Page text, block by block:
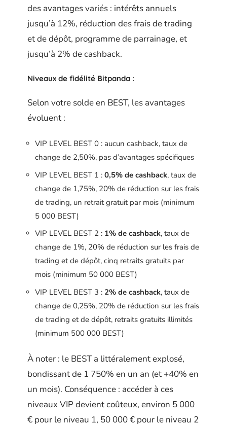
des avantages variés : intérêts annuels
jusqu’à 12%, réduction des frais de trading
et de dépôt, programme de parrainage, et
jusqu’à 2% de cashback.
Niveaux de fidélité Bitpanda :
Selon votre solde en BEST, les avantages
évoluent :
VIP LEVEL BEST 0 : aucun cashback, taux de
change de 2,50%, pas d’avantages spécifiques
VIP LEVEL BEST 1 : 0,5% de cashback, taux de
change de 1,75%, 20% de réduction sur les frais
de trading, un retrait gratuit par mois (minimum
5 000 BEST)
VIP LEVEL BEST 2 : 1% de cashback, taux de
change de 1%, 20% de réduction sur les frais de
trading et de dépôt, cinq retraits gratuits par
mois (minimum 50 000 BEST)
VIP LEVEL BEST 3 : 2% de cashback, taux de
change de 0,25%, 20% de réduction sur les frais
de trading et de dépôt, retraits gratuits illimités
(minimum 500 000 BEST)
À noter : le BEST a littéralement explosé,
bondissant de 1 750% en un an (et +40% en
un mois). Conséquence : accéder à ces
niveaux VIP devient coûteux, environ 5 000
€ pour le niveau 1, 50 000 € pour le niveau 2